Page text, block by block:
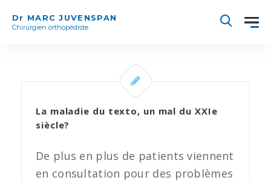
Dr MARC JUVENSPAN
Chirurgien orthopédiste
La maladie du texto, un mal du XXIe
siècle?
De plus en plus de patients viennent
en consultation pour des problèmes